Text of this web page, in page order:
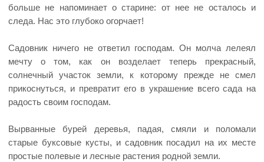
больше не напоминает о старине: от нее не осталось и
следа. Нас это глубоко огорчает!
Садовник ничего не ответил господам. Он молча лелеял
мечту о том, как он возделает теперь прекрасный,
солнечный участок земли, к которому прежде не смел
прикоснуться, и превратит его в украшение всего сада на
радость своим господам.
Вырванные бурей деревья, падая, смяли и поломали
старые буксовые кусты, и садовник посадил на их месте
простые полевые и лесные растения родной земли.